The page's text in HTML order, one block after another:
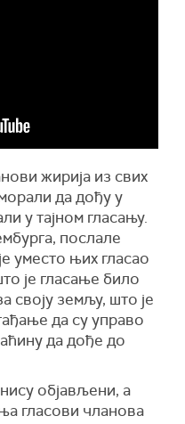
жирија из свих
да дођу у
у тајном гласању.
послале
уместо њих гласао
је гласање било
своју земљу, што је
да су управо
да дође до
објављени, а
гласови чланова